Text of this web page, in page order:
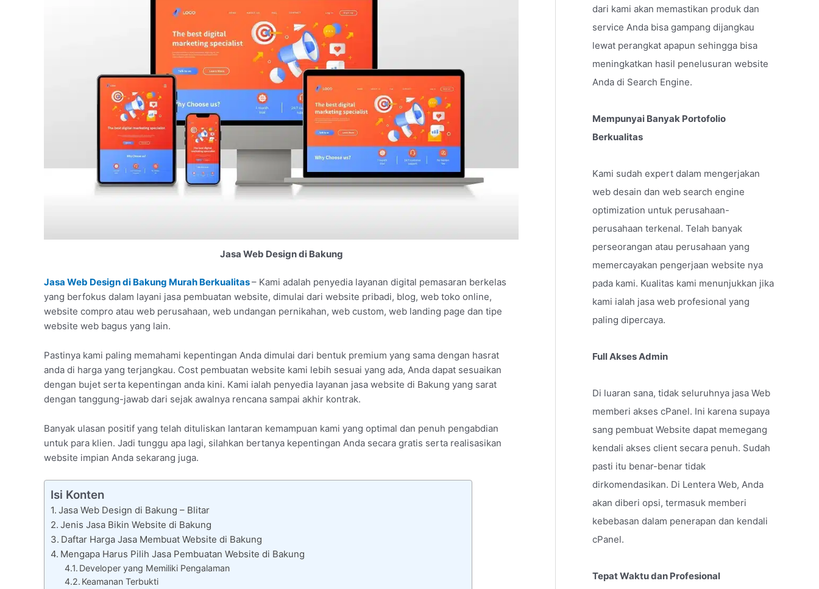
Jasa Web Design di Bakung
Jasa Web Design di Bakung Murah Berkualitas– Kami adalah penyedia layanan digital pemasaran berkelas
yang berfokus dalam layani jasa pembuatan website, dimulai dari website pribadi, blog, web toko online,
website compro atau web perusahaan, web undangan pernikahan, web custom, web landing page dan tipe
website web bagus yang lain.
Pastinya kami paling memahami kepentingan Anda dimulai dari bentuk premium yang sama dengan hasrat
anda di harga yang terjangkau. Cost pembuatan website kami lebih sesuai yang ada, Anda dapat sesuaikan
dengan bujet serta kepentingan anda kini. Kami ialah penyedia layanan jasa website di Bakung yang sarat
dengan tanggung-jawab dari sejak awalnya rencana sampai akhir kontrak.
Banyak ulasan positif yang telah dituliskan lantaran kemampuan kami yang optimal dan penuh pengabdian
untuk para klien. Jadi tunggu apa lagi, silahkan bertanya kepentingan Anda secara gratis serta realisasikan
website impian Anda sekarang juga.
Isi Konten
Jasa Web Design di Bakung – Blitar
Jenis Jasa Bikin Website di Bakung
Daftar Harga Jasa Membuat Website di Bakung
Mengapa Harus Pilih Jasa Pembuatan Website di Bakung
Developer yang Memiliki Pengalaman
Keamanan Terbukti
dari kami akan memastikan produk dan
service Anda bisa gampang dijangkau
lewat perangkat apapun sehingga bisa
meningkatkan hasil penelusuran website
Anda di Search Engine.
Mempunyai Banyak Portofolio
Berkualitas
Kami sudah expert dalam mengerjakan
web desain dan web search engine
optimization untuk perusahaan-
perusahaan terkenal. Telah banyak
perseorangan atau perusahaan yang
memercayakan pengerjaan website nya
pada kami. Kualitas kami menunjukkan jika
kami ialah jasa web profesional yang
paling dipercaya.
Full Akses Admin
Di luaran sana, tidak seluruhnya jasa Web
memberi akses cPanel. Ini karena supaya
sang pembuat Website dapat memegang
kendali akses client secara penuh. Sudah
pasti itu benar-benar tidak
dirkomendasikan. Di Lentera Web, Anda
akan diberi opsi, termasuk memberi
kebebasan dalam penerapan dan kendali
cPanel.
Tepat Waktu dan Profesional